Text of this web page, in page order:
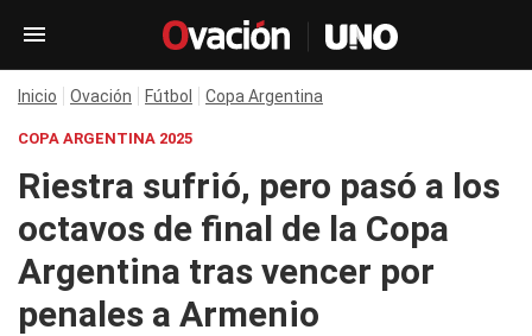
Inicio Ovación Fútbol Copa Argentina
COPA ARGENTINA 2025
Riestra sufrió, pero pasó a los
octavos de final de la Copa
Argentina tras vencer por
penales a Armenio